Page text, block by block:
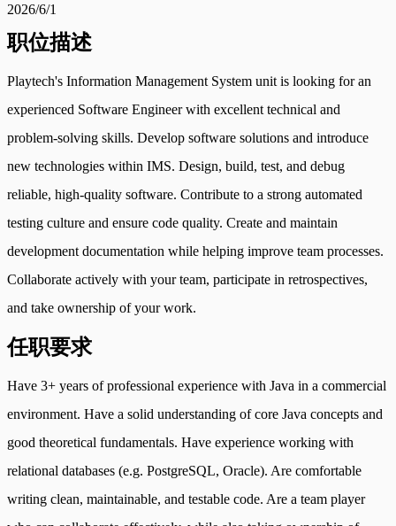
2026/6/1
职位描述
Playtech's Information Management System unit is looking for an
experienced Software Engineer with excellent technical and
problem-solving skills. Develop software solutions and introduce
new technologies within IMS. Design, build, test, and debug
reliable, high-quality software. Contribute to a strong automated
testing culture and ensure code quality. Create and maintain
development documentation while helping improve team processes.
Collaborate actively with your team, participate in retrospectives,
and take ownership of your work.
任职要求
Have 3+ years of professional experience with Java in a commercial
environment. Have a solid understanding of core Java concepts and
good theoretical fundamentals. Have experience working with
relational databases (e.g. PostgreSQL, Oracle). Are comfortable
writing clean, maintainable, and testable code. Are a team player